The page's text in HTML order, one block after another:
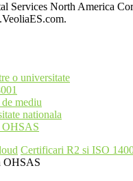
Services North America
o universitate
mediu
nationala
OHSAS
Certificari R2 si ISO
OHSAS